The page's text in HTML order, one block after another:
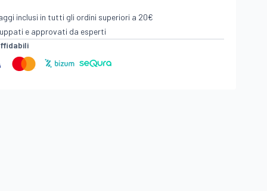
inclusi in tutti gli ordini superiori a 20€
e approvati da esperti